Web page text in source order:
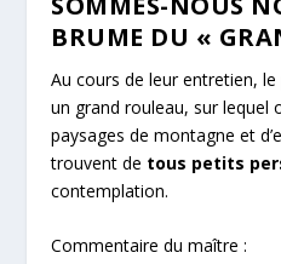
BRUME DU «
Au cours de leur entretien,
un grand rouleau, sur lequel
paysages de montagne et
trouvent de tous petits
contemplation.
Commentaire du maître :